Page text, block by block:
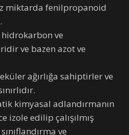
miktarda fenilpropanoid
ve
ve bazen azot ve
ağırlığa sahiptirler ve
kimyasal adlandırmanın
izole edilip çalışılmış
ve